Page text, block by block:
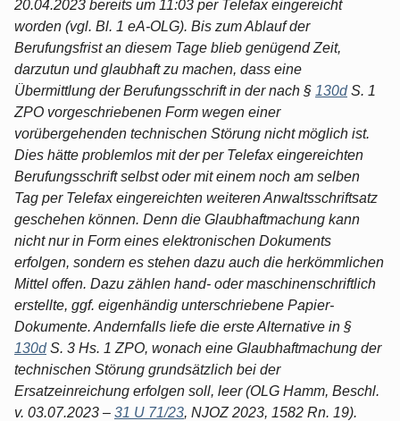
20.04.2023 bereits um 11:03 per Telefax eingereicht
worden (vgl. Bl. 1 eA-OLG). Bis zum Ablauf der
Berufungsfrist an diesem Tage blieb genügend Zeit,
darzutun und glaubhaft zu machen, dass eine
Übermittlung der Berufungsschrift in der nach § 130dS. 1
ZPO vorgeschriebenen Form wegen einer
vorübergehenden technischen Störung nicht möglich ist.
Dies hätte problemlos mit der per Telefax eingereichten
Berufungsschrift selbst oder mit einem noch am selben
Tag per Telefax eingereichten weiteren Anwaltsschriftsatz
geschehen können. Denn die Glaubhaftmachung kann
nicht nur in Form eines elektronischen Dokuments
erfolgen, sondern es stehen dazu auch die herkömmlichen
Mittel offen. Dazu zählen hand- oder maschinenschriftlich
erstellte, ggf. eigenhändig unterschriebene Papier-
Dokumente. Andernfalls liefe die erste Alternative in §
130dS. 3 Hs. 1 ZPO, wonach eine Glaubhaftmachung der
technischen Störung grundsätzlich bei der
Ersatzeinreichung erfolgen soll, leer (OLG Hamm, Beschl.
v. 03.07.2023 – 31 U 71/23, NJOZ 2023, 1582 Rn. 19).